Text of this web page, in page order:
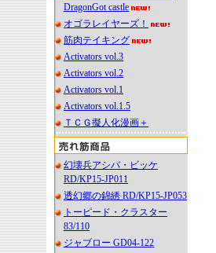
DragonGot castle
オゴラレイヤーズ！
筋肉テイキング
Activators vol.3
Activators vol.2
Activators vol.1
Activators vol.1.5
ＴＣＧ擬人化漫画＋
幻壊兵アシバ・ビッケ
RD/KP15-JP011
透幻郷の錦綉 RD/KP15-JP053
トーピード・クラスター
83/110
ジャブロー GD04-122